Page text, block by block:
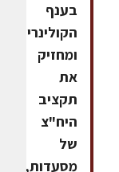
בענף
הקולינריה
ומחזיק
את
תקציב
היח"צ
של
מסעדות,